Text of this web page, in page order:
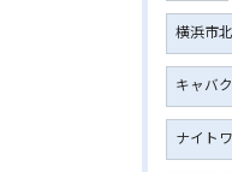
横浜市
キャバ
ナイト